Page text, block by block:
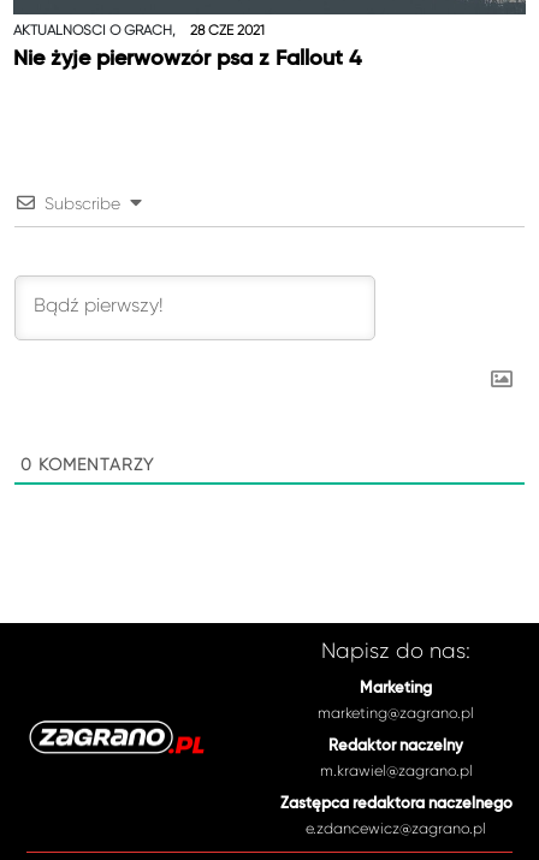
AKTUALNOŚCI O GRACH, 28 CZE 2021
Nie żyje pierwowzór psa z Fallout 4
Subscribe
0 KOMENTARZY
Napisz do nas:
Marketing
marketing@zagrano.pl
Redaktor naczelny
m.krawiel@zagrano.pl
Zastępca redaktora naczelnego
e.zdancewicz@zagrano.pl